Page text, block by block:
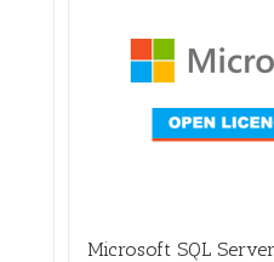
Microsoft SQL